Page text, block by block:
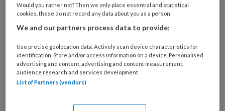
Bij
welke
organisatie
je?
Untitled
Ontvang 2x per week de
KinderopvangTotaal nieuwsbrief
Ontvang iedere zondag het
Management Kinderopvang
Would you rather not? Then we only place essential and statistical
cookies, these do not record any data about you as a person
We and our partners process data to provide:
Use precise geolocation data. Actively scan device characteristics for
identification. Store and/or access information on a device. Personalised
advertising and content, advertising and content measurement,
audience research and services development.
List of Partners (vendors)